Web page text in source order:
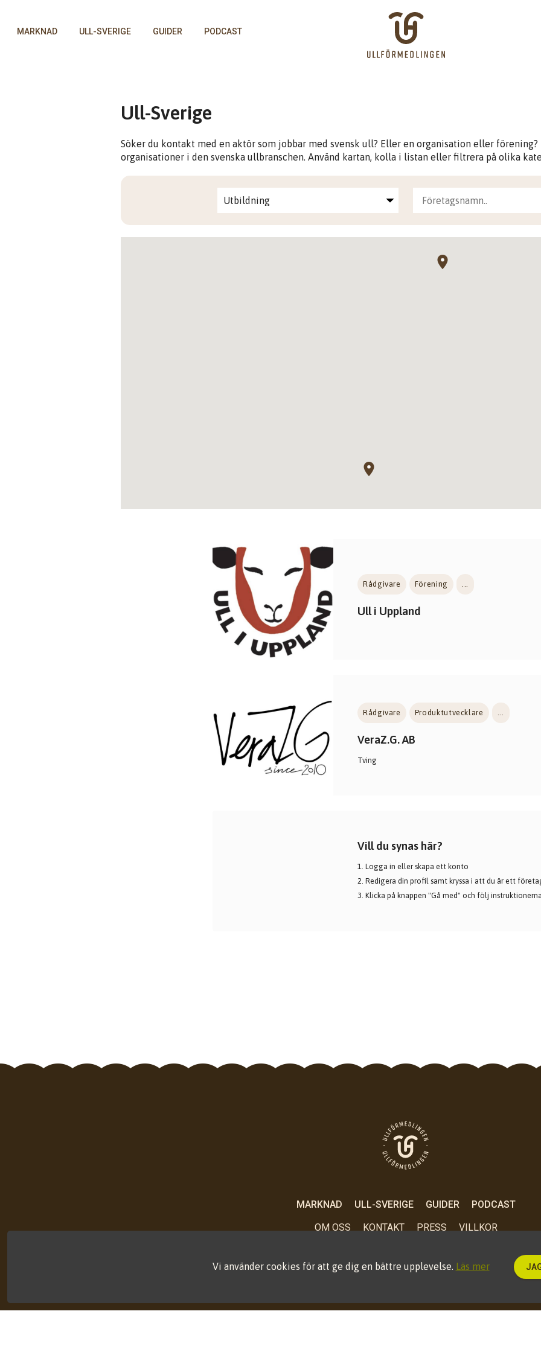
MARKNAD ULL-SVERIGE GUIDER PODCAST
Ull-Sverige
Söker du kontakt med en aktör som jobbar med svensk ull? Eller en organisation eller
organisationer i den svenska ullbranschen. Använd kartan, kolla i listan eller filtrera på olika
Rådgivare Förening ...
Ull i Uppland
Rådgivare Produktutvecklare ...
VeraZ.G. AB
Tving
Vill du synas här?
1. Logga in eller skapa ett konto
2. Redigera din profil samt kryssa i att du är ett
3. Klicka på knappen "Gå med" och följ
MARKNAD ULL-SVERIGE GUIDER
PODCAST
OM OSS
KONTAKT PRESS VILLKOR
Vi använder cookies för att ge dig en bättre upplevelse. Läs mer